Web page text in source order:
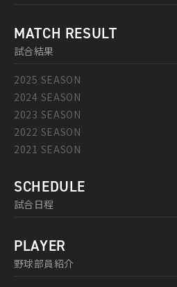
MATCH RESULT
試合結果
2025 SEASON
2024 SEASON
2023 SEASON
2022 SEASON
2021 SEASON
SCHEDULE
試合日程
PLAYER
野球部員紹介